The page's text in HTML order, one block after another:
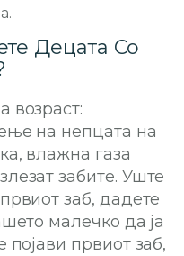
Децата Со
возраст:
на непцата на
влажна газа
забите. Уште
заб, дадете
малечко да ја
појави првиот заб,